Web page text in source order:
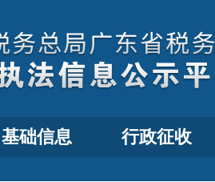
基础信息 行政征收